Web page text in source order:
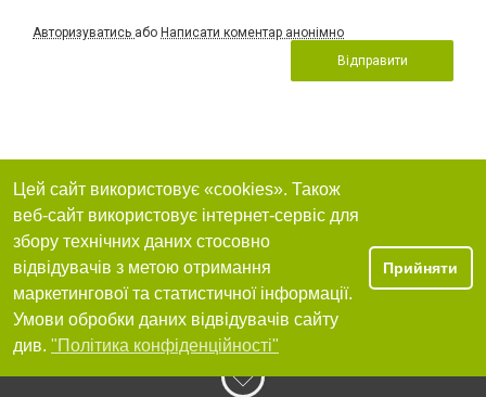
Авторизуватись або Написати коментар анонімно
Відправити
Цей сайт використовує «cookies». Також
веб-сайт використовує інтернет-сервіс для
збору технічних даних стосовно
відвідувачів з метою отримання
маркетингової та статистичної інформації.
Умови обробки даних відвідувачів сайту
див. "Політика конфіденційності"
Прийняти